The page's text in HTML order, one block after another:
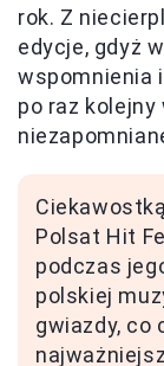
rok. Z
edycje, gdyż
wspomnienia
po raz
Polsat Hit
podczas
polskiej
gwiazdy, co